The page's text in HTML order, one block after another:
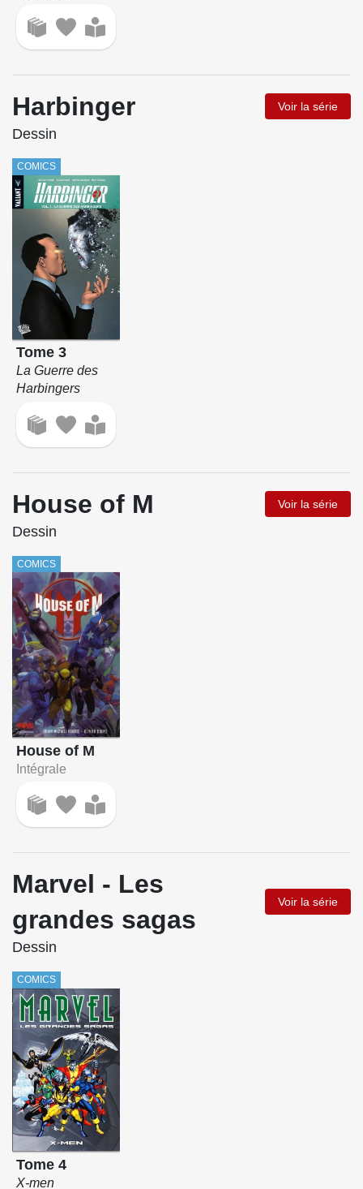
Harbinger Voir la série
Dessin
COMICS
Tome 3
La Guerre des
Harbingers
House of M Voir la série
Dessin
COMICS
House of M
Intégrale
Marvel - Les
grandes sagas
Voir la série
Dessin
COMICS
Tome 4
X-men